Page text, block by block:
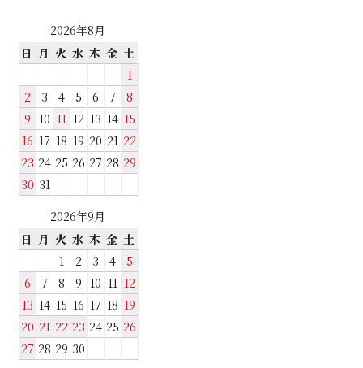
2026年8月
日 月 火 水 木 金 土
1
2
3 4 5 6 7
8
9 10 11 12 13 14 15
16 17 18 19 20 21 22
23 24 25 26 27 28 29
30 31
2026年9月
日 月 火 水 木 金 土
1
2 3 4
5
6
7 8 9 10 11 12
13 14 15 16 17 18 19
20 21 22 23 24 25 26
27 28 29 30